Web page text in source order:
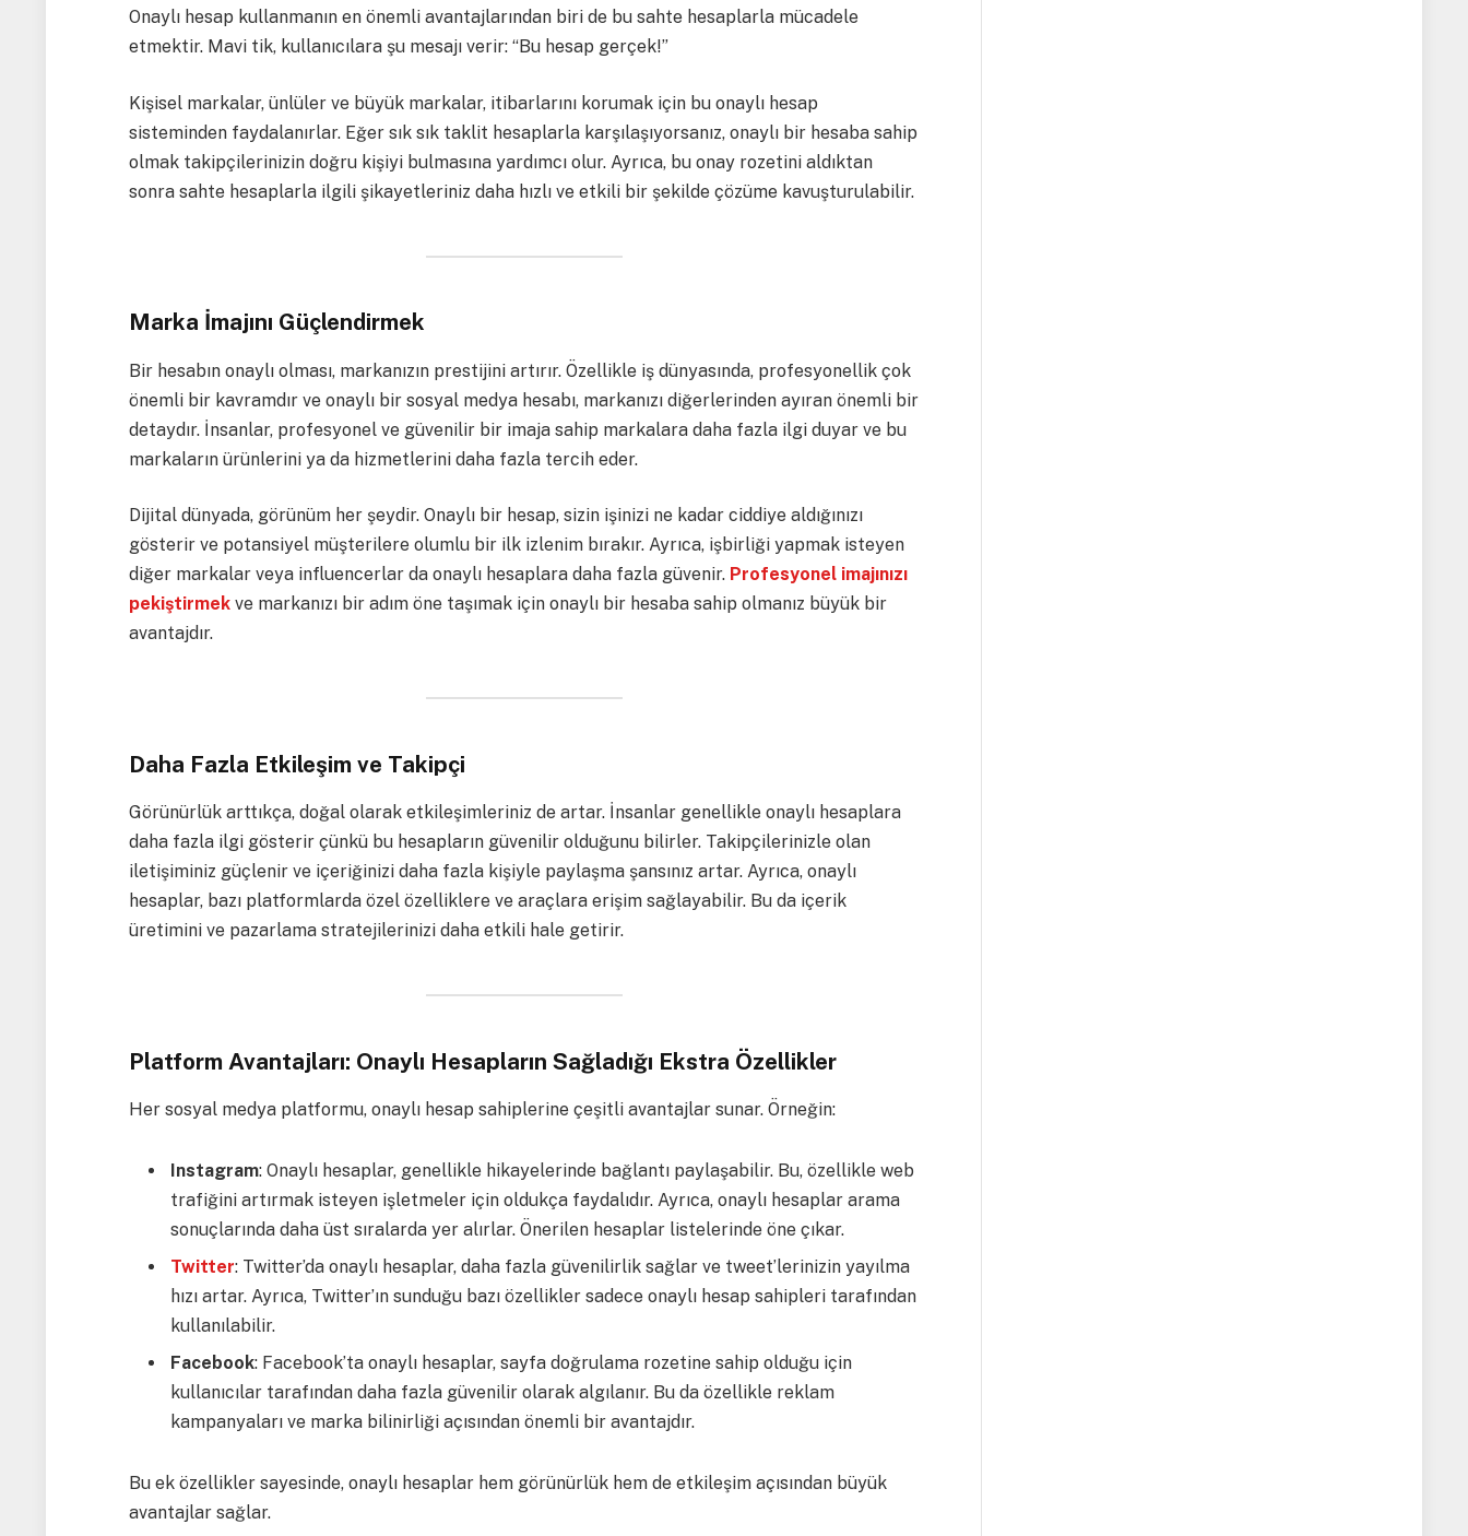
Onaylı hesap kullanmanın en önemli avantajlarından biri de bu sahte hesaplarla mücadele
etmektir. Mavi tik, kullanıcılara şu mesajı verir: “Bu hesap gerçek!”
Kişisel markalar, ünlüler ve büyük markalar, itibarlarını korumak için bu onaylı hesap
sisteminden faydalanırlar. Eğer sık sık taklit hesaplarla karşılaşıyorsanız, onaylı bir hesaba sahip
olmak takipçilerinizin doğru kişiyi bulmasına yardımcı olur. Ayrıca, bu onay rozetini aldıktan
sonra sahte hesaplarla ilgili şikayetleriniz daha hızlı ve etkili bir şekilde çözüme kavuşturulabilir.
Marka İmajını Güçlendirmek
Bir hesabın onaylı olması, markanızın prestijini artırır. Özellikle iş dünyasında, profesyonellik çok
önemli bir kavramdır ve onaylı bir sosyal medya hesabı, markanızı diğerlerinden ayıran önemli bir
detaydır. İnsanlar, profesyonel ve güvenilir bir imaja sahip markalara daha fazla ilgi duyar ve bu
markaların ürünlerini ya da hizmetlerini daha fazla tercih eder.
Dijital dünyada, görünüm her şeydir. Onaylı bir hesap, sizin işinizi ne kadar ciddiye aldığınızı
gösterir ve potansiyel müşterilere olumlu bir ilk izlenim bırakır. Ayrıca, işbirliği yapmak isteyen
diğer markalar veya influencerlar da onaylı hesaplara daha fazla güvenir. Profesyonel imajınızı
pekiştirmek ve markanızı bir adım öne taşımak için onaylı bir hesaba sahip olmanız büyük bir
avantajdır.
Daha Fazla Etkileşim ve Takipçi
Görünürlük arttıkça, doğal olarak etkileşimleriniz de artar. İnsanlar genellikle onaylı hesaplara
daha fazla ilgi gösterir çünkü bu hesapların güvenilir olduğunu bilirler. Takipçilerinizle olan
iletişiminiz güçlenir ve içeriğinizi daha fazla kişiyle paylaşma şansınız artar. Ayrıca, onaylı
hesaplar, bazı platformlarda özel özelliklere ve araçlara erişim sağlayabilir. Bu da içerik
üretimini ve pazarlama stratejilerinizi daha etkili hale getirir.
Platform Avantajları: Onaylı Hesapların Sağladığı Ekstra Özellikler
Her sosyal medya platformu, onaylı hesap sahiplerine çeşitli avantajlar sunar. Örneğin:
Instagram: Onaylı hesaplar, genellikle hikayelerinde bağlantı paylaşabilir. Bu, özellikle web
trafiğini artırmak isteyen işletmeler için oldukça faydalıdır. Ayrıca, onaylı hesaplar arama
sonuçlarında daha üst sıralarda yer alırlar. Önerilen hesaplar listelerinde öne çıkar.
Twitter: Twitter’da onaylı hesaplar, daha fazla güvenilirlik sağlar ve tweet’lerinizin yayılma
hızı artar. Ayrıca, Twitter’ın sunduğu bazı özellikler sadece onaylı hesap sahipleri tarafından
kullanılabilir.
Facebook: Facebook’ta onaylı hesaplar, sayfa doğrulama rozetine sahip olduğu için
kullanıcılar tarafından daha fazla güvenilir olarak algılanır. Bu da özellikle reklam
kampanyaları ve marka bilinirliği açısından önemli bir avantajdır.
Bu ek özellikler sayesinde, onaylı hesaplar hem görünürlük hem de etkileşim açısından büyük
avantajlar sağlar.